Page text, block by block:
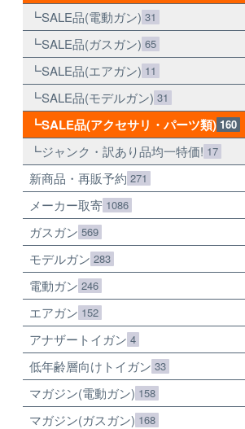
SALE品(電動ガン) 31
SALE品(ガスガン) 65
SALE品(エアガン) 11
SALE品(モデルガン) 31
SALE品(アクセサリ・パーツ類) 160
ジャンク・訳あり品均一特価! 17
新商品・再販予約 271
メーカー取寄 1086
ガスガン 569
モデルガン 283
電動ガン 246
エアガン 152
アナザートイガン 4
低年齢層向けトイガン 33
マガジン(電動ガン) 158
マガジン(ガスガン) 168